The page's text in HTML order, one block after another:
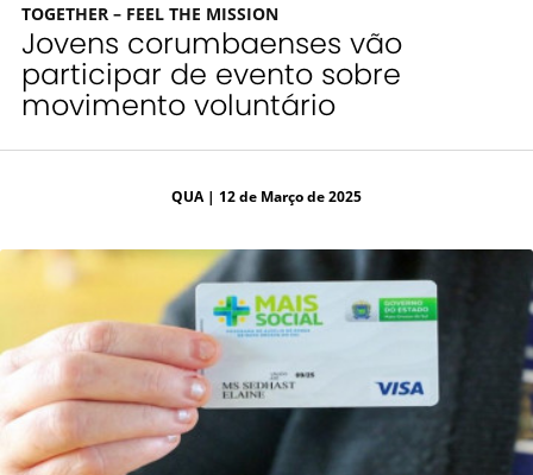
TOGETHER – FEEL THE MISSION
Jovens corumbaenses vão
participar de evento sobre
movimento voluntário
QUA| 12 de Março de 2025